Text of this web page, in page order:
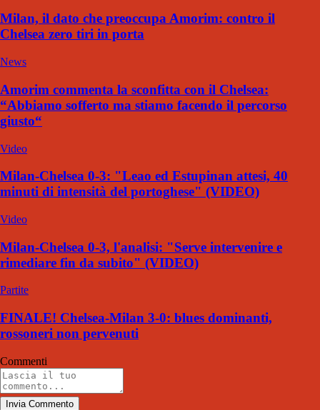
Milan, il dato che preoccupa Amorim: contro il
Chelsea zero tiri in porta
News
Amorim commenta la sconfitta con il Chelsea:
“Abbiamo sofferto ma stiamo facendo il percorso
giusto“
Video
Milan-Chelsea 0-3: "Leao ed Estupinan attesi, 40
minuti di intensità del portoghese" (VIDEO)
Video
Milan-Chelsea 0-3, l'analisi: "Serve intervenire e
rimediare fin da subito" (VIDEO)
Partite
FINALE! Chelsea-Milan 3-0: blues dominanti,
rossoneri non pervenuti
Commenti
Invia Commento